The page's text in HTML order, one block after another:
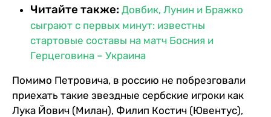
Читайте также: Довбик, Лунин и Бражко
сыграют с первых минут: известны
стартовые составы на матч Босния и
Герцеговина – Украина
Помимо Петровича, в россию не побрезговали
приехать такие звездные сербские игроки как
Лука Йович (Милан), Филип Костич (Ювентус),